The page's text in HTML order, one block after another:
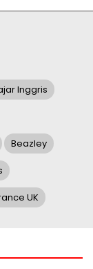
Inggris
Beazley
UK